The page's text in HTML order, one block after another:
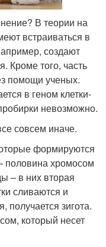
В теории на
встраиваться в
создают
Кроме того, часть
помощи ученых.
в геном клетки-
невозможно.
совсем иначе.
формируются
половина хромосом
– в них вторая
сливаются и
зигота.
который несет